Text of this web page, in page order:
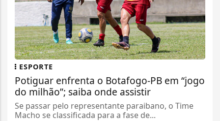
ESPORTE
Potiguar enfrenta o Botafogo-PB em “jogo
do milhão”; saiba onde assistir
Se passar pelo representante paraibano, o Time
Macho se classificada para a fase de...